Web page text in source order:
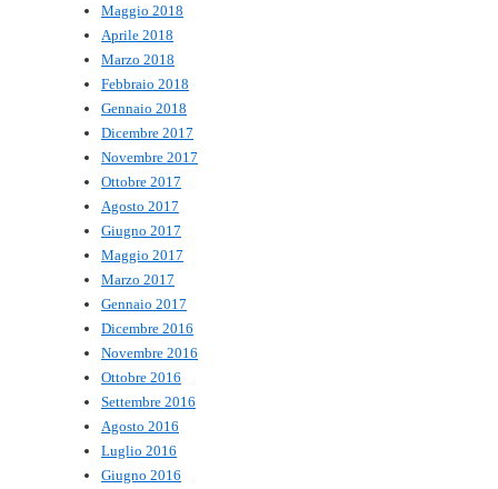
Maggio 2018
Aprile 2018
Marzo 2018
Febbraio 2018
Gennaio 2018
Dicembre 2017
Novembre 2017
Ottobre 2017
Agosto 2017
Giugno 2017
Maggio 2017
Marzo 2017
Gennaio 2017
Dicembre 2016
Novembre 2016
Ottobre 2016
Settembre 2016
Agosto 2016
Luglio 2016
Giugno 2016